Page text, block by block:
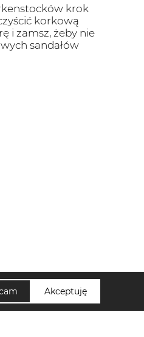
krok
korkową
i zamsz, żeby nie
sandałów
Akceptuję